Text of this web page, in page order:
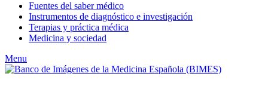
Fuentes del saber médico
Instrumentos de diagnóstico e investigación
Terapias y práctica médica
Medicina y sociedad
Menu